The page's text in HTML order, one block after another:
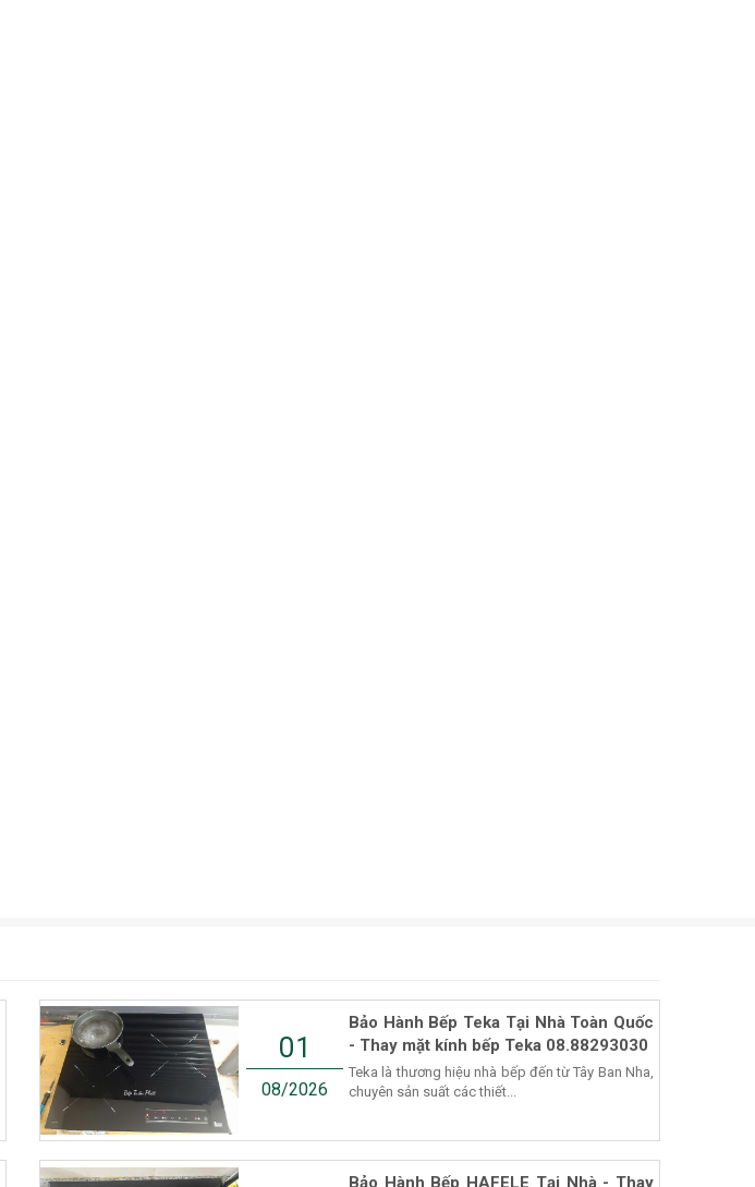
01
08/2026
Bảo Hành Bếp Teka Tại Nhà Toàn Quốc
- Thay mặt kính bếp Teka 08.88293030
Teka là thương hiệu nhà bếp đến từ Tây Ban Nha,
chuyên sản suất các thiết...
Bảo Hành Bếp HAFELE Tại Nhà - Thay